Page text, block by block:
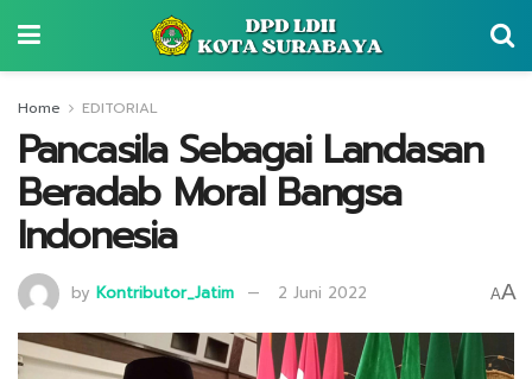
Home EDITORIAL
Pancasila Sebagai Landasan
Beradab Moral Bangsa
Indonesia
by Kontributor_Jatim 2 Juni 2022 AA